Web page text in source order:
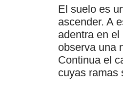
El suelo es
ascender. A
adentra en
observa una
Continua el
cuyas ramas